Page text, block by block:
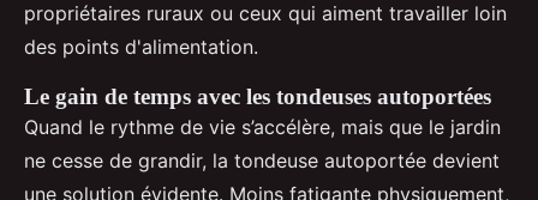
propriétaires ruraux ou ceux qui aiment travailler loin
des points d'alimentation.
Le gain de temps avec les tondeuses autoportées
Quand le rythme de vie s’accélère, mais que le jardin
ne cesse de grandir, la tondeuse autoportée devient
une solution évidente. Moins fatigante physiquement,